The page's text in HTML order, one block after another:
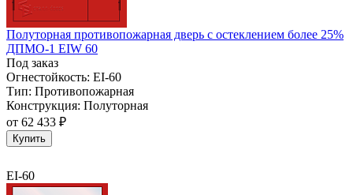
Полуторная противопожарная дверь с остеклением более 25%
ДПМО-1 EIW 60
Под заказ
Огнестойкость: EI-60
Тип: Противопожарная
Конструкция: Полуторная
от 62 433 ₽
Купить
EI-60